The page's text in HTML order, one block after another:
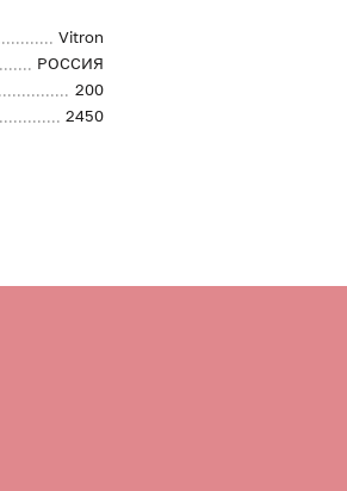
Vitron
РОССИЯ
200
2450